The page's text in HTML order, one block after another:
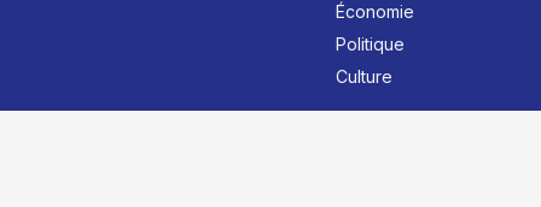
Économie
Politique
Culture